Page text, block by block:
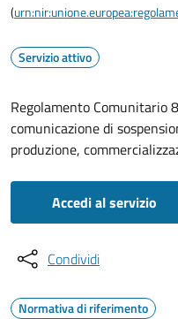
(
Servizio attivo
Regolamento Comunitario
comunicazione di
produzione,
Accedi al servizio
Condividi
Normativa di riferimento